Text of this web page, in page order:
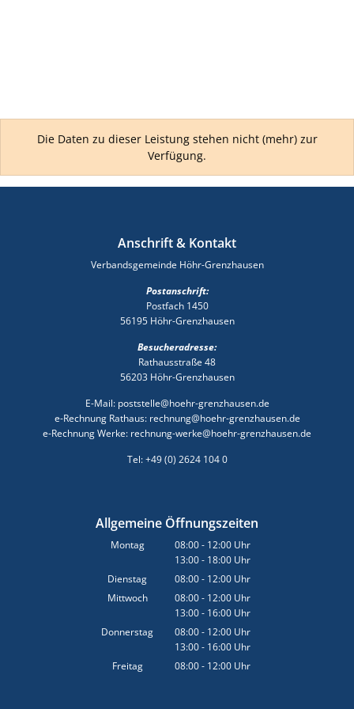
Die Daten zu dieser Leistung stehen nicht (mehr) zur
Verfügung.
Anschrift & Kontakt
Verbandsgemeinde Höhr-Grenzhausen
Postanschrift:
Postfach 1450
56195 Höhr-Grenzhausen
Besucheradresse:
Rathausstraße 48
56203 Höhr-Grenzhausen
E-Mail: poststelle@hoehr-grenzhausen.de
e-Rechnung Rathaus: rechnung@hoehr-grenzhausen.de
e-Rechnung Werke: rechnung-werke@hoehr-grenzhausen.de
Tel: +49 (0) 2624 104 0
Allgemeine Öffnungszeiten
Montag 08:00- 12:00 Uhr
Von 08:00 bis 12:00 Uhr
13:00- 18:00 Uhr
Von 13:00 bis 18:00 Uhr
Dienstag 08:00- 12:00 Uhr
Von 08:00 bis 12:00 Uhr
Mittwoch 08:00- 12:00 Uhr
Von 08:00 bis 12:00 Uhr
13:00- 16:00 Uhr
Von 13:00 bis 16:00 Uhr
Donnerstag 08:00- 12:00 Uhr
Von 08:00 bis 12:00 Uhr
13:00- 16:00 Uhr
Von 13:00 bis 16:00 Uhr
Freitag 08:00- 12:00 Uhr